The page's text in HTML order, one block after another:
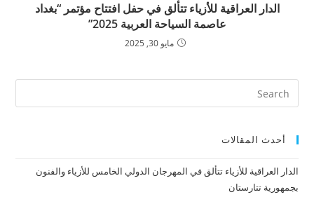
الدار العراقية للأزياء تتألق في حفل افتتاح مؤتمر “بغداد
عاصمة السياحة العربية 2025”
مايو 30, 2025
أحدث المقالات
الدار العراقية للأزياء تتألق في المهرجان الدولي الخامس للأزياء والفنون
بجمهورية تتارستان